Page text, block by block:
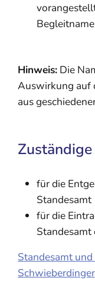
Hinweis: Die
Auswirkung auf
aus
für die
Standesamt
für die
Standesamt
Standesamt